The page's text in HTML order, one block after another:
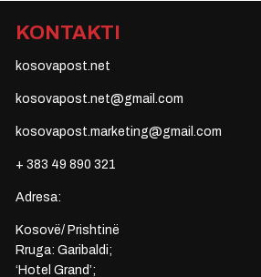
KONTAKTI
kosovapost.net
kosovapost.net@gmail.com
kosovapost.marketing@gmail.com
+ 383 49 890 321
Adresa:
Kosovë/ Prishtinë
Rruga: Garibaldi;
‘Hotel Grand’;